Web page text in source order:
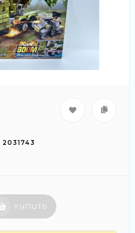
2031743
КУПИТЬ